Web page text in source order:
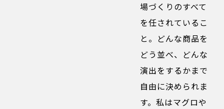
場づくりのすべて
を任されているこ
と。どんな商品を
どう並べ、どんな
演出をするかまで
自由に決められま
す。私はマグロや